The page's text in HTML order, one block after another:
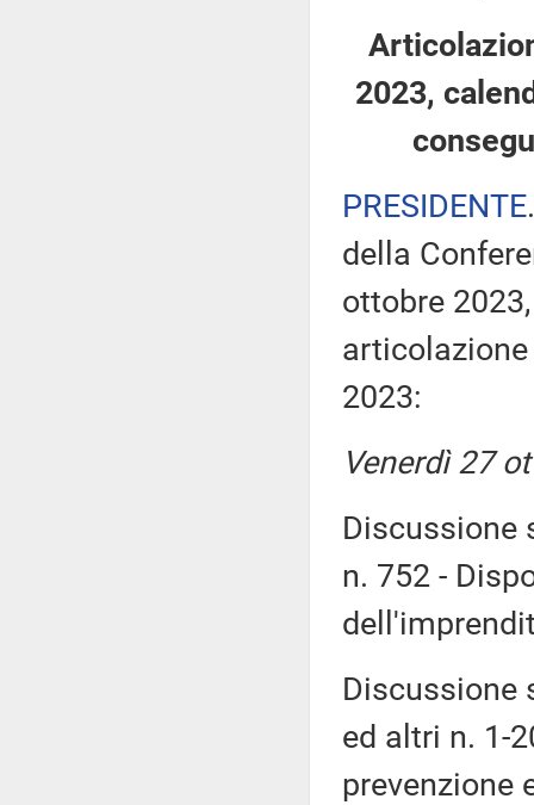
2023,
PRESIDENTE
della
ottobre
2023:
Venerdì 27
Discussione
n. 752 -
Discussione
ed altri n. 1-
prevenzione